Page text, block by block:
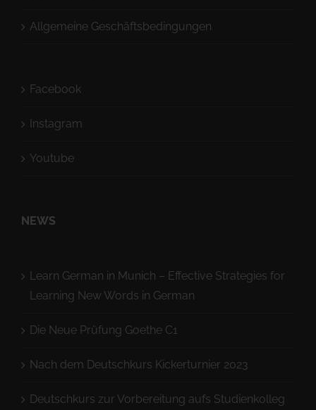
Allgemeine Geschäftsbedingungen
Facebook
Instagram
Youtube
NEWS
Learn German in Munich – Effective Strategies for
Learning New Words in German
Die Neue Prüfung Goethe C1
Nach dem Deutschkurs Kickerturnier 2023
Deutschkurs zur Vorbereitung aufs Studienkolleg